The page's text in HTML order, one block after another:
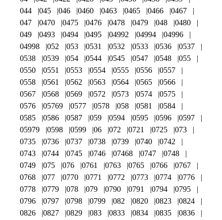
044
045 046 0460 0463 0465 0466
0467
047
0470 0475 0476 0478 0479 048
0480
049
0493 0494 0495 04992 04994
04996
04998
052 053 0531 0532 0533 0536
0537
0538
0539 054 0544 0545 0547 0548
055
0550
0551 0553 0554 0555 0556
0557
0558
0561 0562 0563 0564 0565
0566
0567
0568 0569 0572 0573 0574
0575
0576
05769 0577 0578 058 0581
0584
0585
0586 0587 059 0594 0595 0596
0597
05979
0598 0599 06 072 0721 0725
073
0735
0736 0737 0738 0739 0740
0742
0743
0744 0745 0746 07468 0747
0748
0749
075 076 0761 0763 0765 0766
0767
0768
077 0770 0771 0772 0773 0774
0776
0778
0779 078 079 0790 0791 0794
0795
0796
0797 0798 0799 082 0820 0823
0824
0826
0827 0829 083 0833 0834 0835
0836